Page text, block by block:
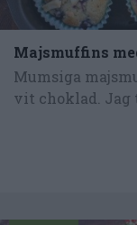
Majsmuffins
Mumsiga
vit choklad. Jag